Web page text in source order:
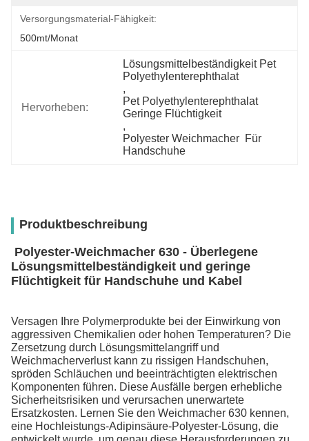
Versorgungsmaterial-Fähigkeit:
500mt/Monat
Hervorheben:
Lösungsmittelbeständigkeit Pet
Polyethylenterephthalat
,
Pet Polyethylenterephthalat
Geringe Flüchtigkeit
,
Polyester Weichmacher  Für
Handschuhe
Produktbeschreibung
Polyester-Weichmacher 630 - Überlegene
Lösungsmittelbeständigkeit und geringe
Flüchtigkeit für Handschuhe und Kabel
Versagen Ihre Polymerprodukte bei der Einwirkung von
aggressiven Chemikalien oder hohen Temperaturen? Die
Zersetzung durch Lösungsmittelangriff und
Weichmacherverlust kann zu rissigen Handschuhen,
spröden Schläuchen und beeinträchtigten elektrischen
Komponenten führen. Diese Ausfälle bergen erhebliche
Sicherheitsrisiken und verursachen unerwartete
Ersatzkosten. Lernen Sie den Weichmacher 630 kennen,
eine Hochleistungs-Adipinsäure-Polyester-Lösung, die